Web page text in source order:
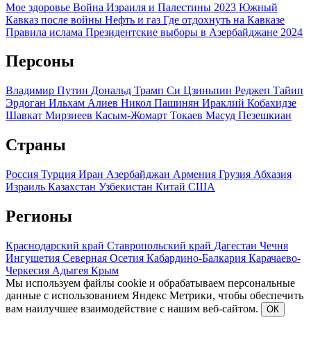
Мое здоровье Война Израиля и Палестины 2023 Южный
Кавказ после войны Нефть и газ Где отдохнуть на Кавказе
Правила ислама Президентские выборы в Азербайджане 2024
Персоны
Владимир Путин Дональд Трамп Си Цзиньпин Реджеп Тайип
Эрдоган Ильхам Алиев Никол Пашинян Ираклий Кобахидзе
Шавкат Мирзиеев Касым-Жомарт Токаев Масуд Пезешкиан
Страны
Россия Турция Иран Азербайджан Армения Грузия Абхазия
Израиль Казахстан Узбекистан Китай США
Регионы
Краснодарский край Ставропольский край Дагестан Чечня
Ингушетия Северная Осетия Кабардино-Балкария Карачаево-
Черкесия Адыгея Крым
Мы используем файлы cookie и обрабатываем персональные
данные с использованием Яндекс Метрики, чтобы обеспечить
вам наилучшее взаимодействие с нашим веб-сайтом.
ОК